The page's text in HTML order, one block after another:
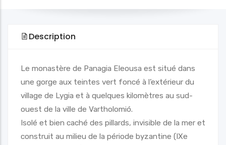
Description
Le monastère de Panagia Eleousa est situé dans
une gorge aux teintes vert foncé à l’extérieur du
village de Lygia et à quelques kilomètres au sud-
ouest de la ville de Vartholomió.
Isolé et bien caché des pillards, invisible de la mer et
construit au milieu de la période byzantine (IXe